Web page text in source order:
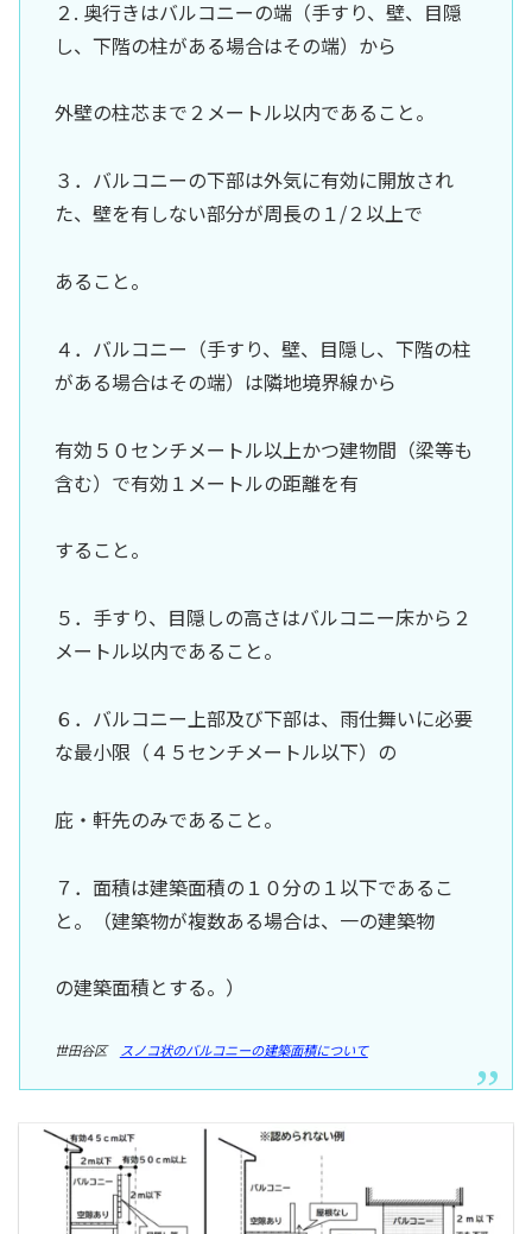
２. 奥行きはバルコニーの端（手すり、壁、目隠
し、下階の柱がある場合はその端）から
外壁の柱芯まで２メートル以内であること。
３．バルコニーの下部は外気に有効に開放され
た、壁を有しない部分が周長の１/２以上で
あること。
４．バルコニー（手すり、壁、目隠し、下階の柱
がある場合はその端）は隣地境界線から
有効５０センチメートル以上かつ建物間（梁等も
含む）で有効１メートルの距離を有
すること。
５．手すり、目隠しの高さはバルコニー床から２
メートル以内であること。
６．バルコニー上部及び下部は、雨仕舞いに必要
な最小限（４５センチメートル以下）の
庇・軒先のみであること。
７．面積は建築面積の１０分の１以下であるこ
と。（建築物が複数ある場合は、一の建築物
の建築面積とする。）
世田谷区 スノコ状のバルコニーの建築面積について